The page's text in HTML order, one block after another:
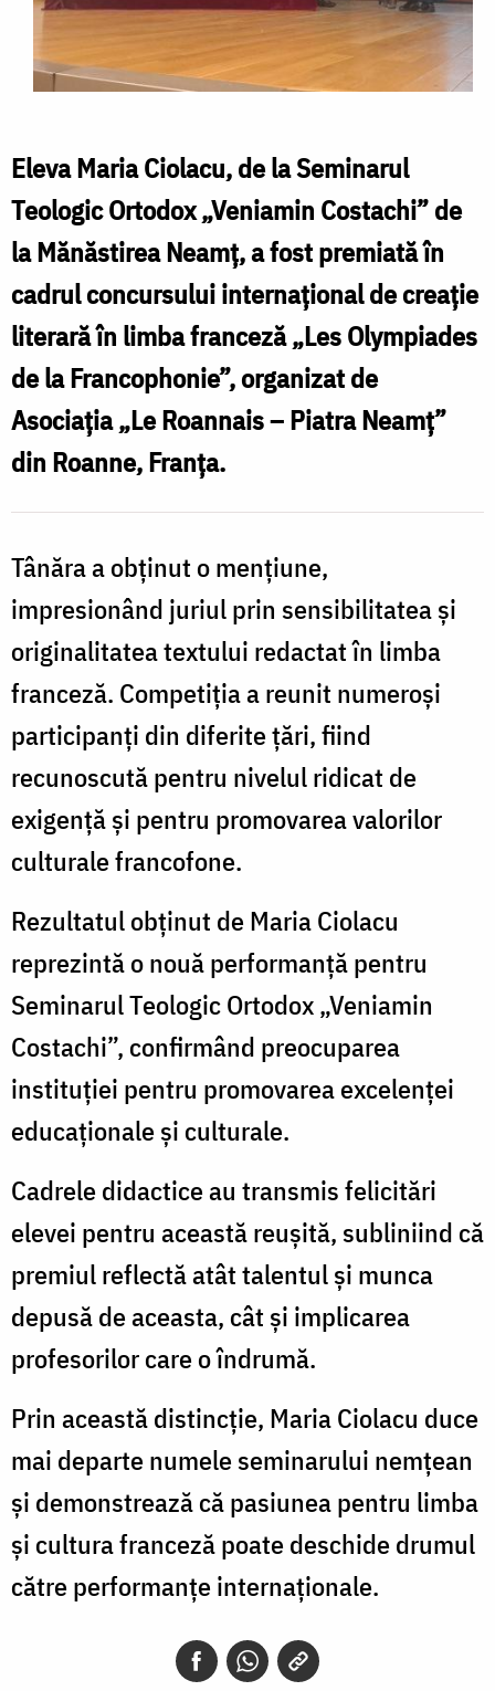
Eleva Maria Ciolacu, de la Seminarul
Teologic Ortodox „Veniamin Costachi” de
la Mănăstirea Neamț, a fost premiată în
cadrul concursului internațional de creație
literară în limba franceză „Les Olympiades
de la Francophonie”, organizat de
Asociația „Le Roannais – Piatra Neamț”
din Roanne, Franța.
Tânăra a obținut o mențiune,
impresionând juriul prin sensibilitatea și
originalitatea textului redactat în limba
franceză. Competiția a reunit numeroși
participanți din diferite țări, fiind
recunoscută pentru nivelul ridicat de
exigență și pentru promovarea valorilor
culturale francofone.
Rezultatul obținut de Maria Ciolacu
reprezintă o nouă performanță pentru
Seminarul Teologic Ortodox „Veniamin
Costachi”, confirmând preocuparea
instituției pentru promovarea excelenței
educaționale și culturale.
Cadrele didactice au transmis felicitări
elevei pentru această reușită, subliniind că
premiul reflectă atât talentul și munca
depusă de aceasta, cât și implicarea
profesorilor care o îndrumă.
Prin această distincție, Maria Ciolacu duce
mai departe numele seminarului nemțean
și demonstrează că pasiunea pentru limba
și cultura franceză poate deschide drumul
către performanțe internaționale.